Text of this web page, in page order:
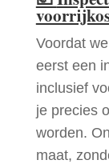
Voordat
eerst een
inclusief
je precies
worden.
maat,